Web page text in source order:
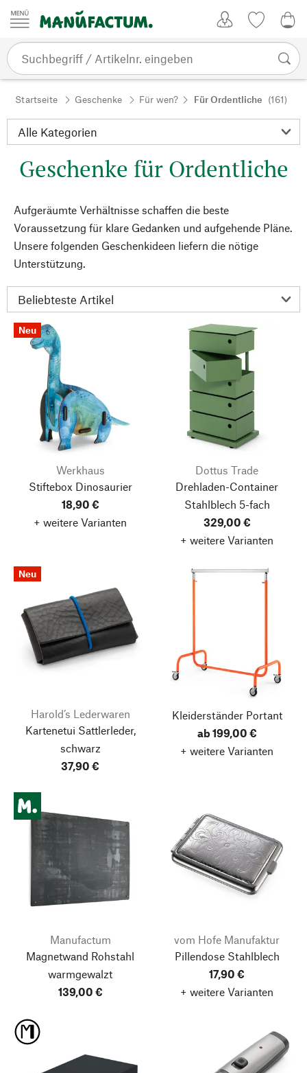
Zum Inhalt springen
Startseite Geschenke Für wen? Für Ordentliche (161)
Geschenke für Ordentliche
Aufgeräumte Verhältnisse schaffen die beste
Voraussetzung für klare Gedanken und aufgehende Pläne.
Unsere folgenden Geschenkideen liefern die nötige
Unterstützung.
Neu
Werkhaus
Stiftebox Dinosaurier
18,90 €
+ weitere Varianten
Dottus Trade
Drehladen-Container
Stahlblech 5-fach
329,00 €
+ weitere Varianten
Neu
Harold’s Lederwaren
Kartenetui Sattlerleder,
schwarz
37,90 €
Kleiderständer Portant
ab 199,00 €
+ weitere Varianten
Manufactum
Magnetwand Rohstahl
warmgewalzt
139,00 €
vom Hofe Manufaktur
Pillendose Stahlblech
17,90 €
+ weitere Varianten